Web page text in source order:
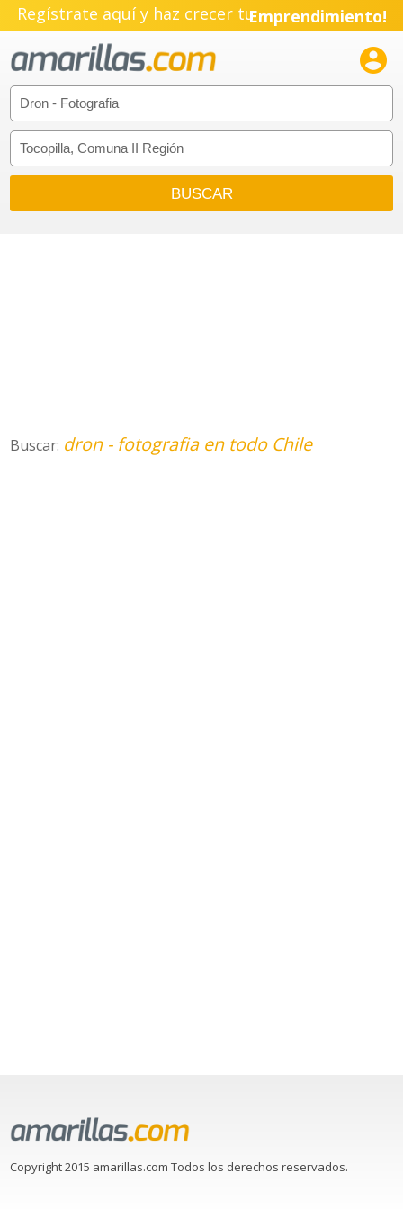
Regístrate aquí y haz crecer tuEmprendimiento!

Buscar: dron - fotografia en todo Chile
Copyright 2015 amarillas.com Todos los derechos reservados.